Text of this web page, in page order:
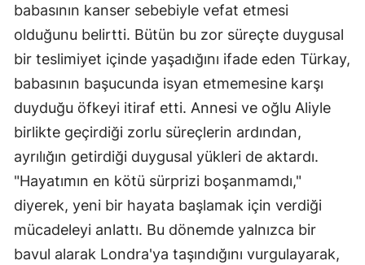
babasının kanser sebebiyle vefat etmesi
olduğunu belirtti. Bütün bu zor süreçte duygusal
bir teslimiyet içinde yaşadığını ifade eden Türkay,
babasının başucunda isyan etmemesine karşı
duyduğu öfkeyi itiraf etti. Annesi ve oğlu Aliyle
birlikte geçirdiği zorlu süreçlerin ardından,
ayrılığın getirdiği duygusal yükleri de aktardı.
"Hayatımın en kötü sürprizi boşanmamdı,"
diyerek, yeni bir hayata başlamak için verdiği
mücadeleyi anlattı. Bu dönemde yalnızca bir
bavul alarak Londra'ya taşındığını vurgulayarak,